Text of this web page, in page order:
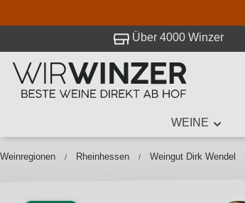
Über 4000 Winzer
WEINE
Weinregionen Rheinhessen Weingut Dirk Wendel
bei WirWinzer.